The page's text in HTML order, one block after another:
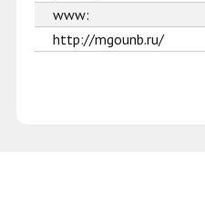
www:
http://mgounb.ru/